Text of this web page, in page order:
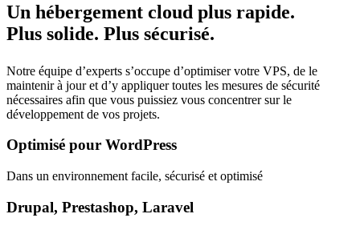
Un hébergement cloud plus rapide.
Plus solide. Plus sécurisé.
Notre équipe d’experts s’occupe d’optimiser votre VPS, de le
maintenir à jour et d’y appliquer toutes les mesures de sécurité
nécessaires afin que vous puissiez vous concentrer sur le
développement de vos projets.
Optimisé pour WordPress
Dans un environnement facile, sécurisé et optimisé
Drupal, Prestashop, Laravel